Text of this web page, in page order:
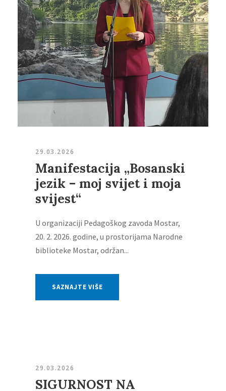
29.03.2026
Manifestacija „Bosanski
jezik – moj svijet i moja
svijest“
U organizaciji Pedagoškog zavoda Mostar,
20. 2. 2026. godine, u prostorijama Narodne
biblioteke Mostar, održan...
SAZNAJTE VIŠE
29.03.2026
SIGURNOST NA